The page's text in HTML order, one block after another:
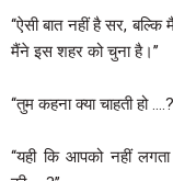
‘‘ऐसी बात नहीं है सर,
मैंने इस शहर को चुना है।’’
‘‘तुम कहना क्या चाहती हो
‘‘यही कि आपको नहीं